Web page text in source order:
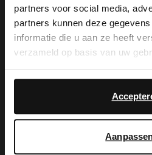
partners voor social media,
partners kunnen deze
informatie die u aan ze heeft
verzameld op basis van uw
Alles over dit product
It looks like your language
you like to switch to
English